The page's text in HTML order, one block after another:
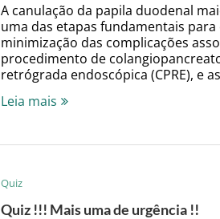
A canulação da papila duodenal
uma das etapas fundamentais para
minimização das complicações
procedimento de
retrógrada endoscópica (CPRE), e
Leia mais
Quiz
Quiz !!! Mais uma de urgência !!